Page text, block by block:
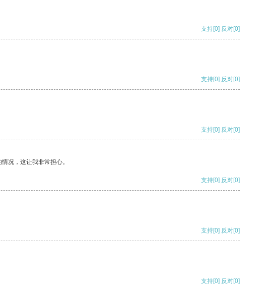
支持[0] 反对[0]
支持[0] 反对[0]
支持[0] 反对[0]
况，这让我非常担心。
支持[0] 反对[0]
支持[0] 反对[0]
支持[0] 反对[0]